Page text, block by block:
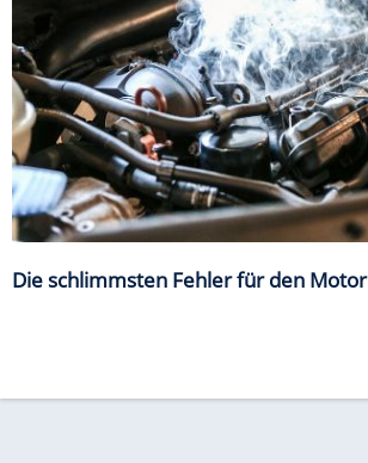
Die schlimmsten Fehler für den Motor